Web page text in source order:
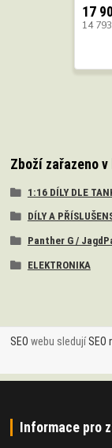
17
14
Zboží zařazeno
1:16 DÍLY DLE
DÍLY A
Panther G /
ELEKTRONIKA
SEO webu sledujíSEO
Informace pro